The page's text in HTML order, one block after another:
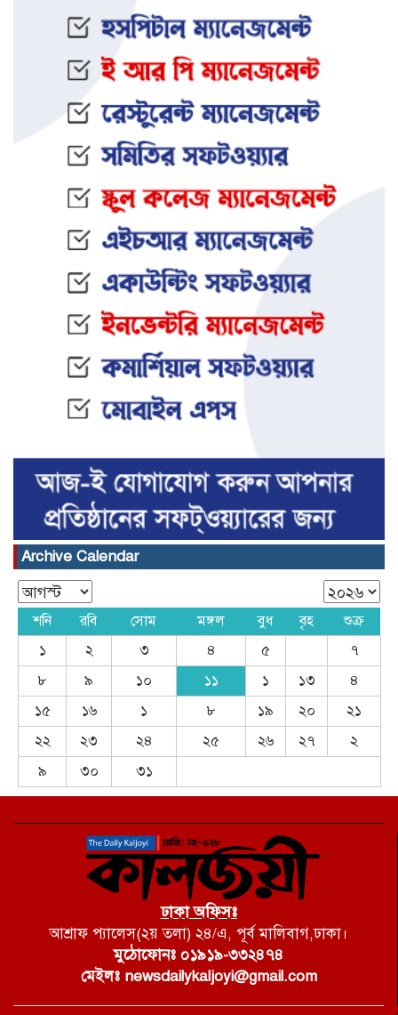
ইফতার অনুষ্ঠানকে কেন্দ্র করে বিএনপি–
জামায়াত সংঘর্ষ: আহত ৮
তিনজনের মৃত্যুদণ্ড
করে যুবকের আত্মহ ত্যা
Archive Calendar
শনি রবি সোম মঙ্গল বুধ বৃহ
শুক্র
১
২ ৩ ৪ ৫
৭
৮
৯ ১০ ১১ ১ ১৩
৪
১৫
১৬ ১ ৮ ১৯ ২০
২১
২২
২৩ ২৪ ২৫ ২৬ ২৭
২
৯
৩০ ৩১
ঢাকা অফিসঃ
আশ্রাফ প্যালেস(২য় তলা) ২৪/এ, পূর্ব মালিবাগ,ঢাকা।
মুঠোফোনঃ ০১৯১৯-৩৩২৪৭৪
মেইলঃ newsdailykaljoyi@gmail.com